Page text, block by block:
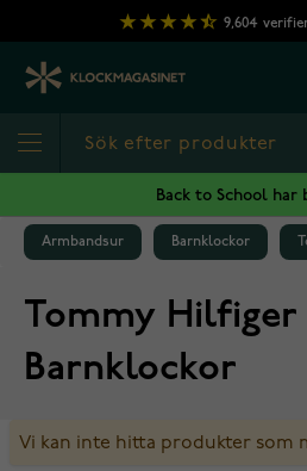
Hoppa till innehållet
9,604
Back to School
Armbandsur Barnklockor
Tommy Hilfiger
Barnklockor
Vi kan inte hitta produkter som